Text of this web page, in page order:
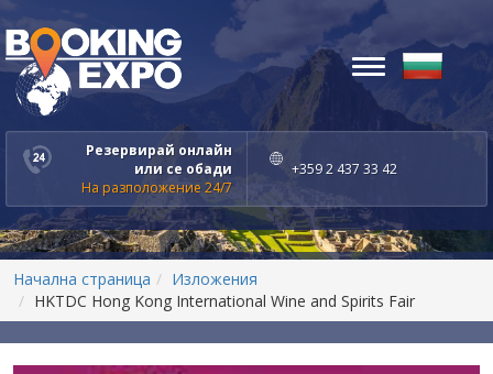
Резервирай онлайн
или се обади
На разположение 24/7
+359 2 437 33 42
Toggle
navigation
Начална страница
Изложения
HKTDC Hong Kong International Wine and Spirits Fair